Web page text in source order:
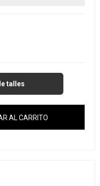
talles
AL CARRITO